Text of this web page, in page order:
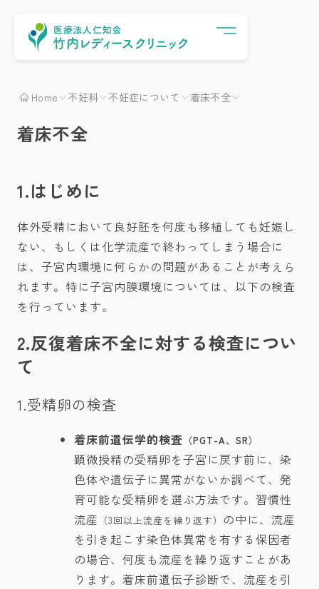
Home 不妊科 不妊症について 着床不全
着床不全
1.はじめに
体外受精において良好胚を何度も移植しても妊娠し
ない、もしくは化学流産で終わってしまう場合に
は、子宮内環境に何らかの問題があることが考えら
れます。特に子宮内膜環境については、以下の検査
を行っています。
2.反復着床不全に対する検査につい
て
1.受精卵の検査
着床前遺伝学的検査 （PGT-A、SR）
顕微授精の受精卵を子宮に戻す前に、染
色体や遺伝子に異常がないか調べて、発
育可能な受精卵を選ぶ方法です。習慣性
流産 （3回以上流産を繰り返す） の中に、流産
を引き起こす染色体異常を有する保因者
の場合、何度も流産を繰り返すことがあ
ります。着床前遺伝子診断で、流産を引